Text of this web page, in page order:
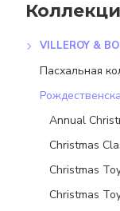
VILLEROY &
Пасхальная
Annual
Christmas
Christmas
Christmas